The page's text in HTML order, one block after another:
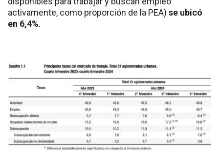
activamente, como proporción de la PEA) se ubicó
en 6,4%.